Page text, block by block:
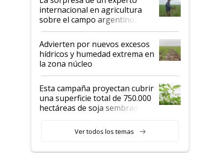
internacional en agricultura
sobre el campo argentino:
"Estoy muy impresionado"
Advierten por nuevos excesos
hídricos y humedad extrema en
la zona núcleo
Esta campaña proyectan cubrir
una superficie total de 750.000
hectáreas de soja sembradas
variedades que marcan un
salto tecnológico en genética y
Ver todos los temas